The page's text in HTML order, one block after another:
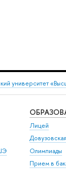
университет
Лицей
Олимпиады
Прием в